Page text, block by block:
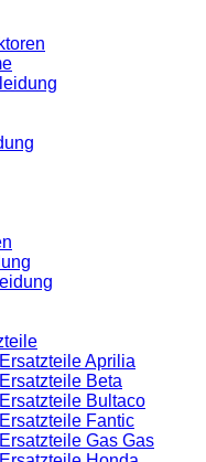
Aprilia
Beta
Bultaco
Fantic
Gas Gas